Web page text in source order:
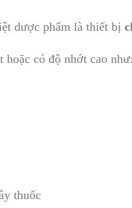
dược phẩm là thiết bị
hoặc có độ nhớt cao như:
thuốc